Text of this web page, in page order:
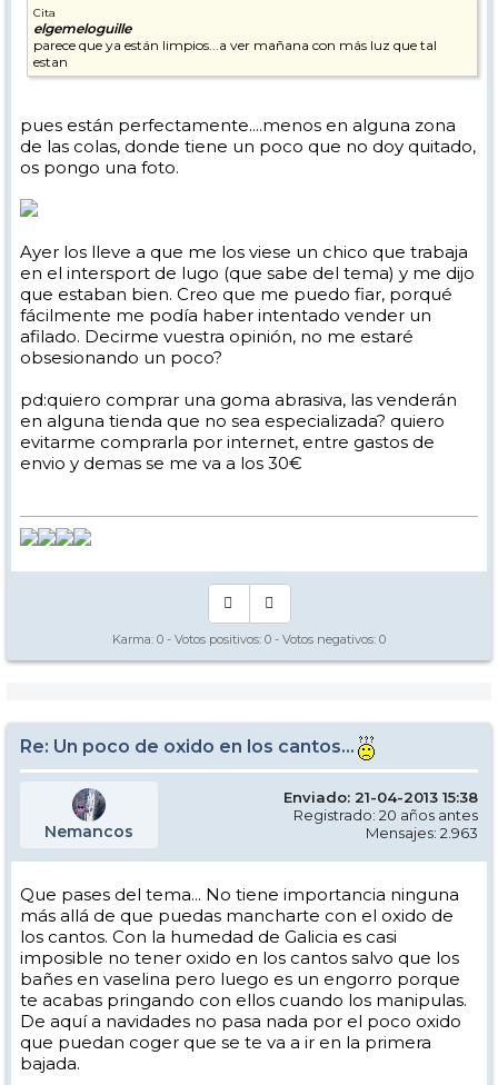
Cita
elgemeloguille
parece que ya están limpios...a ver mañana con más luz que tal
estan
pues están perfectamente....menos en alguna zona
de las colas, donde tiene un poco que no doy quitado,
os pongo una foto.
Ayer los lleve a que me los viese un chico que trabaja
en el intersport de lugo (que sabe del tema) y me dijo
que estaban bien. Creo que me puedo fiar, porqué
fácilmente me podía haber intentado vender un
afilado. Decirme vuestra opinión, no me estaré
obsesionando un poco?
pd:quiero comprar una goma abrasiva, las venderán
en alguna tienda que no sea especializada? quiero
evitarme comprarla por internet, entre gastos de
envio y demas se me va a los 30€
Karma: 0 - Votos positivos: 0 - Votos negativos: 0
Re: Un poco de oxido en los cantos...
Nemancos
Enviado: 21-04-2013 15:38
Registrado: 20 años antes
Mensajes: 2.963
Que pases del tema... No tiene importancia ninguna
más allá de que puedas mancharte con el oxido de
los cantos. Con la humedad de Galicia es casi
imposible no tener oxido en los cantos salvo que los
bañes en vaselina pero luego es un engorro porque
te acabas pringando con ellos cuando los manipulas.
De aquí a navidades no pasa nada por el poco oxido
que puedan coger que se te va a ir en la primera
bajada.